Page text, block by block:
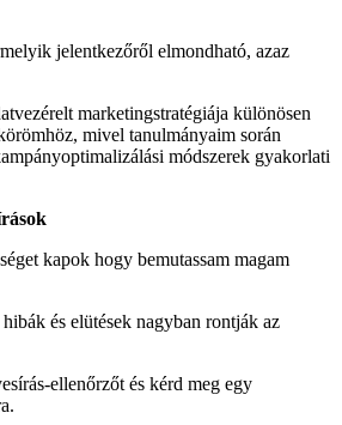
jelentkezőről elmondható, azaz
marketingstratégiája különösen
mivel tanulmányaim során
módszerek gyakorlati
kapok hogy bemutassam magam
és elütések nagyban rontják az
ellenőrzőt és kérd meg egy